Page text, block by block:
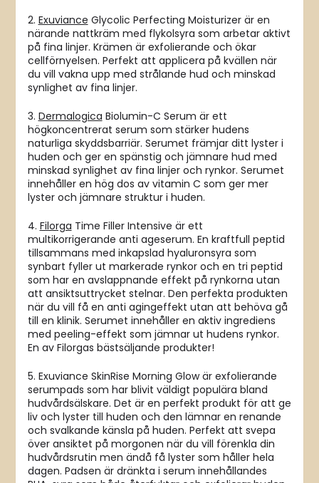
2. Exuviance Glycolic Perfecting Moisturizer är en
närande nattkräm med flykolsyra som arbetar aktivt
på fina linjer. Krämen är exfolierande och ökar
cellförnyelsen. Perfekt att applicera på kvällen när
du vill vakna upp med strålande hud och minskad
synlighet av fina linjer.
3. Dermalogica Biolumin-C Serum är ett
högkoncentrerat serum som stärker hudens
naturliga skyddsbarriär. Serumet främjar ditt lyster i
huden och ger en spänstig och jämnare hud med
minskad synlighet av fina linjer och rynkor. Serumet
innehåller en hög dos av vitamin C som ger mer
lyster och jämnare struktur i huden.
4. Filorga Time Filler Intensive är ett
multikorrigerande anti ageserum. En kraftfull peptid
tillsammans med inkapslad hyaluronsyra som
synbart fyller ut markerade rynkor och en tri peptid
som har en avslappnande effekt på rynkorna utan
att ansiktsuttrycket stelnar. Den perfekta produkten
när du vill få en anti agingeffekt utan att behöva gå
till en klinik. Serumet innehåller en aktiv ingrediens
med peeling-effekt som jämnar ut hudens rynkor.
En av Filorgas bästsäljande produkter!
5. Exuviance SkinRise Morning Glow är exfolierande
serumpads som har blivit väldigt populära bland
hudvårdsälskare. Det är en perfekt produkt för att ge
liv och lyster till huden och den lämnar en renande
och svalkande känsla på huden. Perfekt att svepa
över ansiktet på morgonen när du vill förenkla din
hudvårdsrutin men ändå få lyster som håller hela
dagen. Padsen är dränkta i serum innehållandes